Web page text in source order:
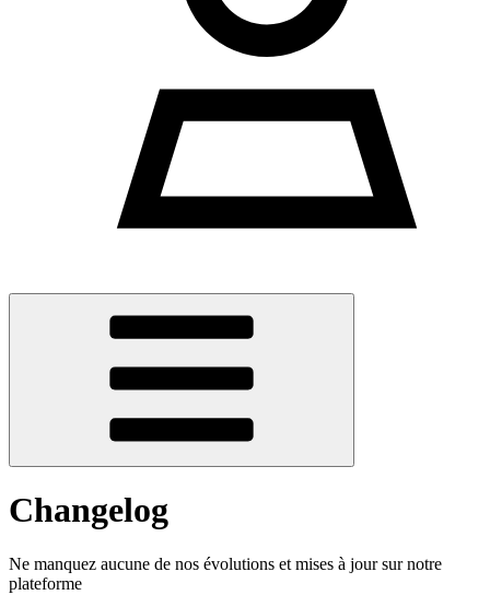
Changelog
Ne manquez aucune de nos évolutions et mises à jour sur notre
plateforme